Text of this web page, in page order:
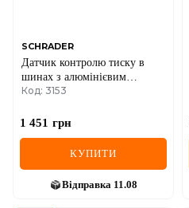
SCHRADER
Датчик контролю тиску в
шинах з алюмінієвим
клапаном BMW
Код: 3153
1 451 грн
КУПИТИ
Відправка 11.08